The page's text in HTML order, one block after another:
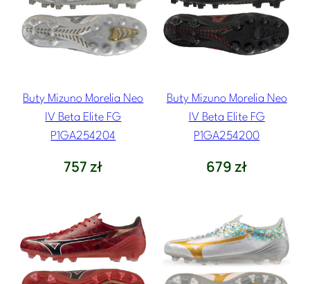
Buty Mizuno Morelia Neo
IV Beta Elite FG
P1GA254204
757zł
Buty Mizuno Morelia Neo
IV Beta Elite FG
P1GA254200
679zł